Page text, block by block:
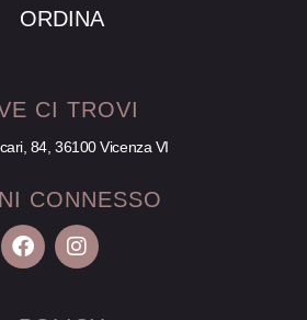
ORDINA
CI TROVI
84, 36100 Vicenza VI
CONNESSO